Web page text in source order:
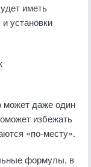
иметь
установки
может даже один
избежать
«по-месту».
формулы, в